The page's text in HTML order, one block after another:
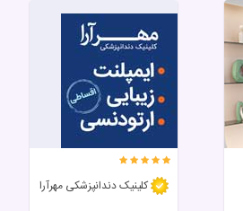
کلینیک دندانپزشکی مهرآرا